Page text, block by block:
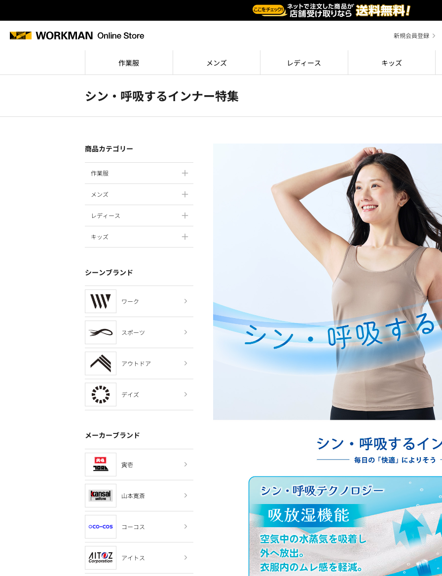
新規会員登録
作業服 メンズ レディース キッズ
シン・呼吸するインナー特集
商品カテゴリー
作業服
メンズ
レディース
キッズ
シーンブランド
ワーク
スポーツ
アウトドア
デイズ
メーカーブランド
寅壱
山本寛斎
コーコス
アイトス